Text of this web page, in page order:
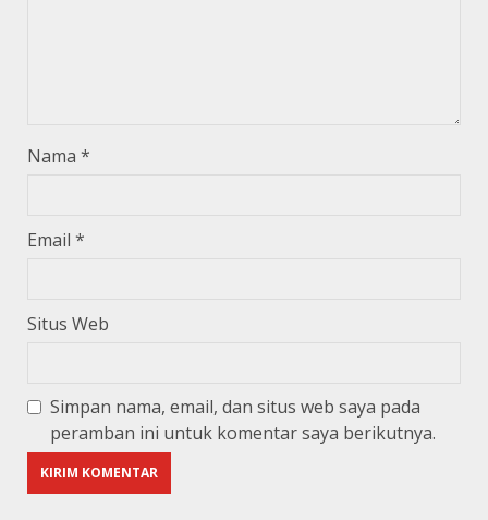
Nama *
Email *
Situs Web
Simpan nama, email, dan situs web saya pada
peramban ini untuk komentar saya berikutnya.